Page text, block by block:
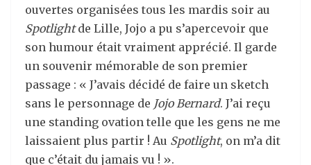
ouvertes organisées tous les mardis soir au
Spotlightde Lille, Jojo a pu s’apercevoir que
son humour était vraiment apprécié. Il garde
un souvenir mémorable de son premier
passage : « J’avais décidé de faire un sketch
sans le personnage de Jojo Bernard. J’ai reçu
une standing ovation telle que les gens ne me
laissaient plus partir ! Au Spotlight, on m’a dit
que c’était du jamais vu ! ».